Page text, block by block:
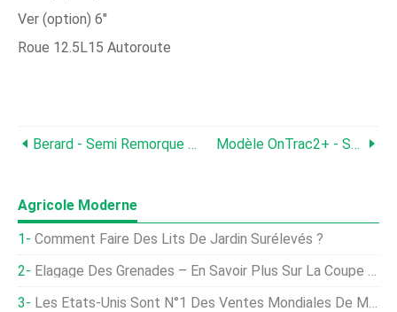
Ver (option) 6"
Roue 12.5L15 Autoroute
Berard - Semi Remorque 6 Essieux Modèle OnTrac2+ - Système De Direction Assistée
Agricole Moderne
Comment Faire Des Lits De Jardin Surélevés ?
Élagage Des Grenades – En Savoir Plus Sur La Coupe Des Grenades
Les États-Unis Sont N°1 Des Ventes Mondiales De Matériel Agricole